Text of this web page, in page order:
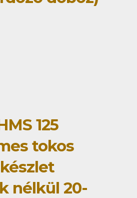
125
tokos
nélkül 20-